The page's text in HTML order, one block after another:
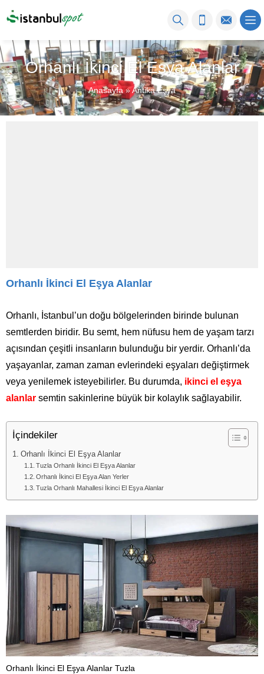
Orhanlı İkinci El Eşya Alanlar
Anasayfa»Antika Eşya
Orhanlı İkinci El Eşya Alanlar
Orhanlı, İstanbul’un doğu bölgelerinden birinde bulunan
semtlerden biridir. Bu semt, hem nüfusu hem de yaşam tarzı
açısından çeşitli insanların bulunduğu bir yerdir. Orhanlı’da
yaşayanlar, zaman zaman evlerindeki eşyaları değiştirmek
veya yenilemek isteyebilirler. Bu durumda, ikinci el eşya
alanlar semtin sakinlerine büyük bir kolaylık sağlayabilir.
İçindekiler
Orhanlı İkinci El Eşya Alanlar
Tuzla Orhanlı İkinci El Eşya Alanlar
Orhanlı İkinci El Eşya Alan Yerler
Tuzla Orhanlı Mahallesi İkinci El Eşya Alanlar
Orhanlı İkinci El Eşya Alanlar Tuzla